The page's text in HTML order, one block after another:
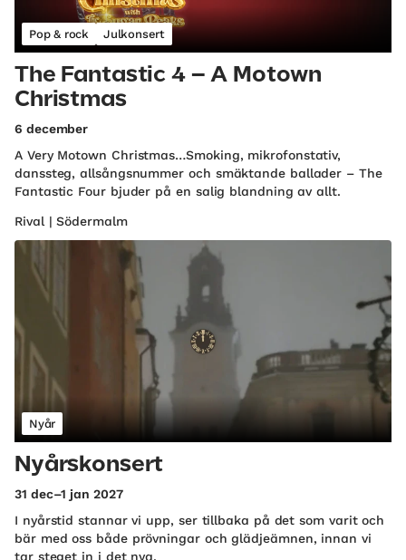
Pop & rock Julkonsert
The Fantastic 4 – A Motown
Christmas
6 december
A Very Motown Christmas…Smoking, mikrofonstativ,
danssteg, allsångs­nummer och smäktande ballader – The
Fantastic Four bjuder på en salig blandning av allt.
Rival | Södermalm
Nyår
Nyårskonsert
31 dec–1 jan 2027
I nyårstid stannar vi upp, ser tillbaka på det som varit och
bär med oss både prövningar och glädjeämnen, innan vi
tar steget in i det nya.